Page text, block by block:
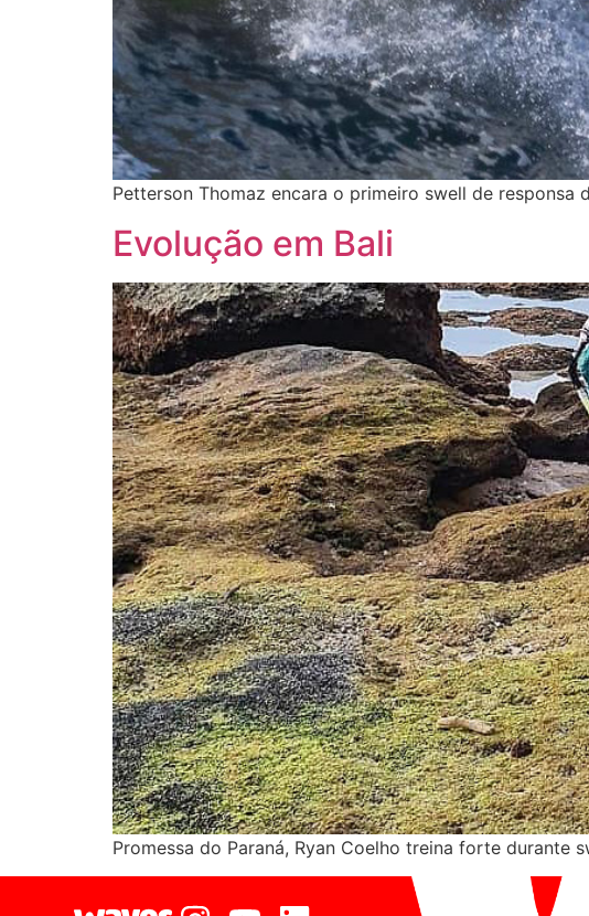
Petterson Thomaz encara o primeiro swell de responsa
Evolução em Bali
Promessa do Paraná, Ryan Coelho treina forte durante